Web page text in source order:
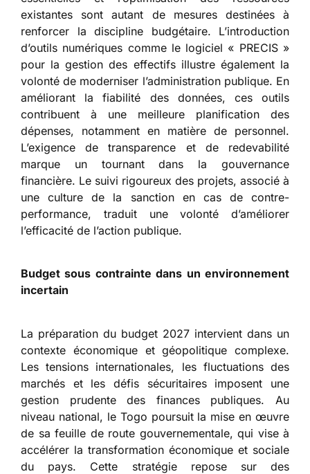
existantes sont autant de mesures destinées à
renforcer la discipline budgétaire. L’introduction
d’outils numériques comme le logiciel « PRECIS »
pour la gestion des effectifs illustre également la
volonté de moderniser l’administration publique. En
améliorant la fiabilité des données, ces outils
contribuent à une meilleure planification des
dépenses, notamment en matière de personnel.
L’exigence de transparence et de redevabilité
marque un tournant dans la gouvernance
financière. Le suivi rigoureux des projets, associé à
une culture de la sanction en cas de contre-
performance, traduit une volonté d’améliorer
l’efficacité de l’action publique.
Budget sous contrainte dans un environnement
incertain
La préparation du budget 2027 intervient dans un
contexte économique et géopolitique complexe.
Les tensions internationales, les fluctuations des
marchés et les défis sécuritaires imposent une
gestion prudente des finances publiques. Au
niveau national, le Togo poursuit la mise en œuvre
de sa feuille de route gouvernementale, qui vise à
accélérer la transformation économique et sociale
du pays. Cette stratégie repose sur des